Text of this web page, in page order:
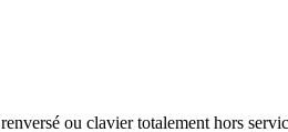
ou clavier totalement hors